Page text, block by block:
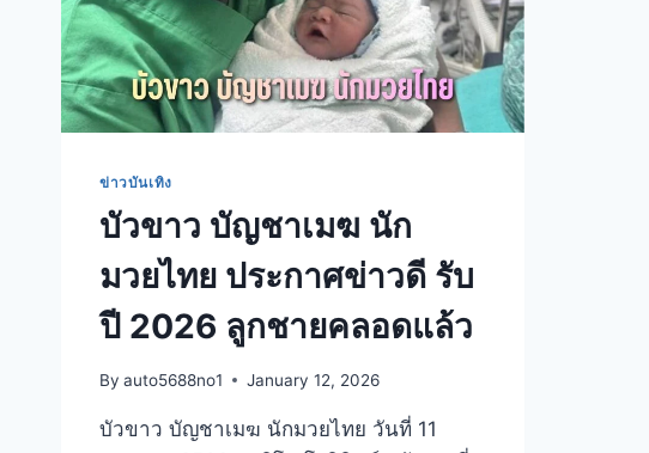
ข่าวบันเทิง
บัวขาว บัญชาเมฆ นัก
มวยไทย ประกาศข่าวดี รับ
ปี 2026 ลูกชายคลอดแล้ว
By auto5688no1 January 12, 2026
บัวขาว บัญชาเมฆ นักมวยไทย วันที่ 11